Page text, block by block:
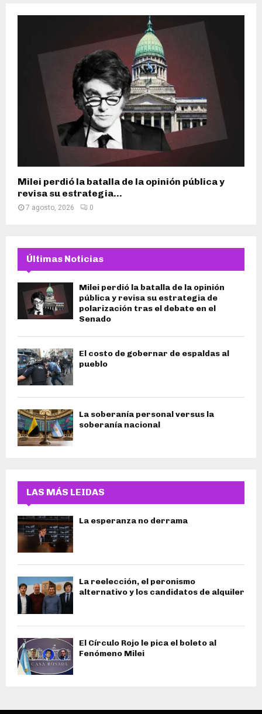
Milei perdió la batalla de la opinión pública y
revisa su estrategia...
7 agosto, 2026 0
Últimas Noticias
Milei perdió la batalla de la opinión
pública y revisa su estrategia de
polarización tras el debate en el
Senado
El costo de gobernar de espaldas al
pueblo
La soberanía personal versus la
soberanía nacional
LAS MÁS LEIDAS
La esperanza no derrama
La reelección, el peronismo
alternativo y los candidatos de alquiler
El Círculo Rojo le pica el boleto al
Fenómeno Milei